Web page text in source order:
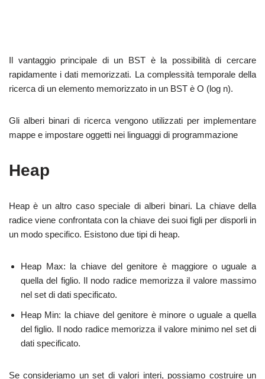
Il vantaggio principale di un BST è la possibilità di cercare
rapidamente i dati memorizzati. La complessità temporale della
ricerca di un elemento memorizzato in un BST è O (log n).
Gli alberi binari di ricerca vengono utilizzati per implementare
mappe e impostare oggetti nei linguaggi di programmazione
Heap
Heap è un altro caso speciale di alberi binari. La chiave della
radice viene confrontata con la chiave dei suoi figli per disporli in
un modo specifico. Esistono due tipi di heap.
Heap Max: la chiave del genitore è maggiore o uguale a
quella del figlio. Il nodo radice memorizza il valore massimo
nel set di dati specificato.
Heap Min: la chiave del genitore è minore o uguale a quella
del figlio. Il nodo radice memorizza il valore minimo nel set di
dati specificato.
Se consideriamo un set di valori interi, possiamo costruire un